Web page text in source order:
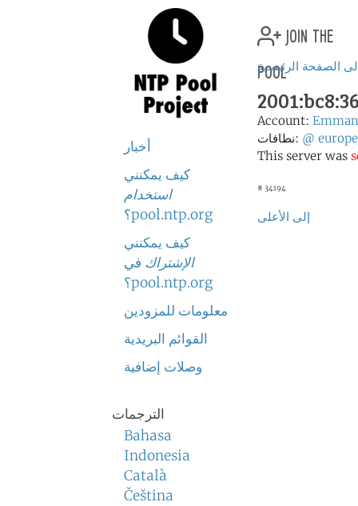
أخبار
كيف يمكنني
استخدام
pool.ntp.org؟
كيف يمكنني
الإشتراك في
pool.ntp.org؟
معلومات للمزودين
القوائم البريدية
وصلات إضافية
الترجمات
Bahasa
Indonesia
Català
Čeština
join the
pool
الصفحة الرئيسية
Account:
نطافات: @ europe
This server was
# 34194
إلى الأعلى